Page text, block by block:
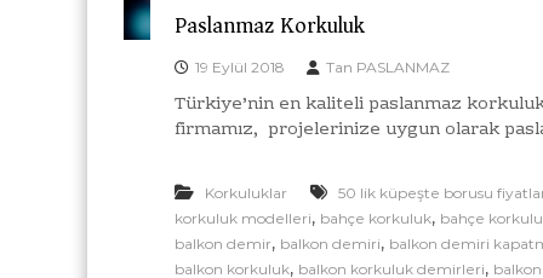
Paslanmaz Korkuluk
19 Eylül 2018 Tan PASLANMAZ
Türkiye’nin en kaliteli paslanmaz
firmamız, projelerinize uygun olarak
Korkuluklar 50 lik küpeşte borusu
korkuluk modelleri, bahçe korkuluk, bahçe
balkon demir, balkon demiri, balkon demiri
balkon korkuluk, balkon korkuluk demirleri,